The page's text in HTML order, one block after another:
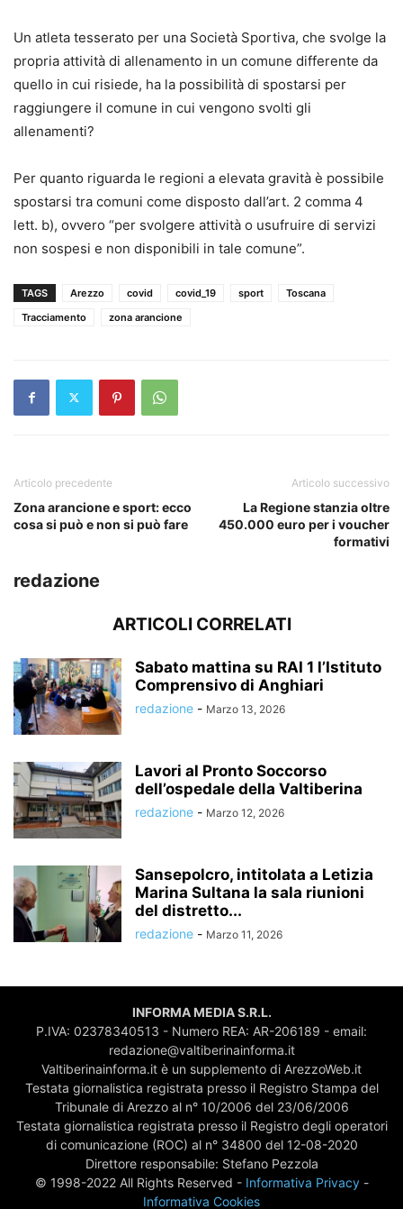
Un atleta tesserato per una Società Sportiva, che svolge la
propria attività di allenamento in un comune differente da
quello in cui risiede, ha la possibilità di spostarsi per
raggiungere il comune in cui vengono svolti gli
allenamenti?
Per quanto riguarda le regioni a elevata gravità è possibile
spostarsi tra comuni come disposto dall’art. 2 comma 4
lett. b), ovvero “per svolgere attività o usufruire di servizi
non sospesi e non disponibili in tale comune”.
TAGS Arezzo covid covid_19 sport
Toscana
Tracciamento
zona arancione
Articolo precedente
Zona arancione e sport: ecco
cosa si può e non si può fare
Articolo successivo
La Regione stanzia oltre
450.000 euro per i voucher
formativi
redazione
ARTICOLI CORRELATI
Sabato mattina su RAI 1 l’Istituto
Comprensivo di Anghiari
redazione - Marzo 13, 2026
Lavori al Pronto Soccorso
dell’ospedale della Valtiberina
redazione - Marzo 12, 2026
Sansepolcro, intitolata a Letizia
Marina Sultana la sala riunioni
del distretto...
redazione - Marzo 11, 2026
INFORMA MEDIA S.R.L.
P.IVA: 02378340513 - Numero REA: AR-206189 - email:
redazione@valtiberinainforma.it
Valtiberinainforma.it è un supplemento di ArezzoWeb.it
Testata giornalistica registrata presso il Registro Stampa del
Tribunale di Arezzo al n° 10/2006 del 23/06/2006
Testata giornalistica registrata presso il Registro degli operatori
di comunicazione (ROC) al n° 34800 del 12-08-2020
Direttore responsabile: Stefano Pezzola
© 1998-2022 All Rights Reserved - Informativa Privacy-
Informativa Cookies